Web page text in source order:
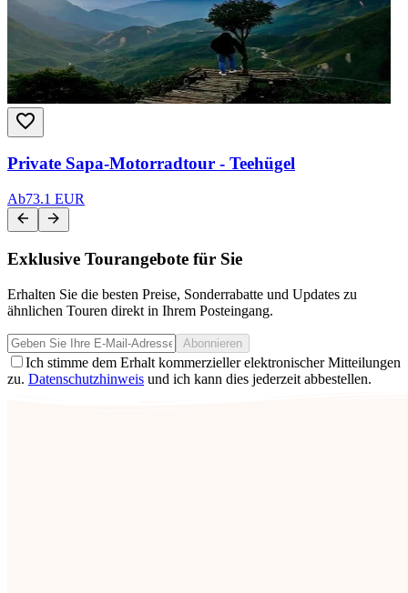
Private Sapa-Motorradtour - Teehügel
Ab73.1 EUR
Exklusive Tourangebote für Sie
Erhalten Sie die besten Preise, Sonderrabatte und Updates zu
ähnlichen Touren direkt in Ihrem Posteingang.
Abonnieren
Ich stimme dem Erhalt kommerzieller elektronischer Mitteilungen
zu. Datenschutzhinweis und ich kann dies jederzeit abbestellen.